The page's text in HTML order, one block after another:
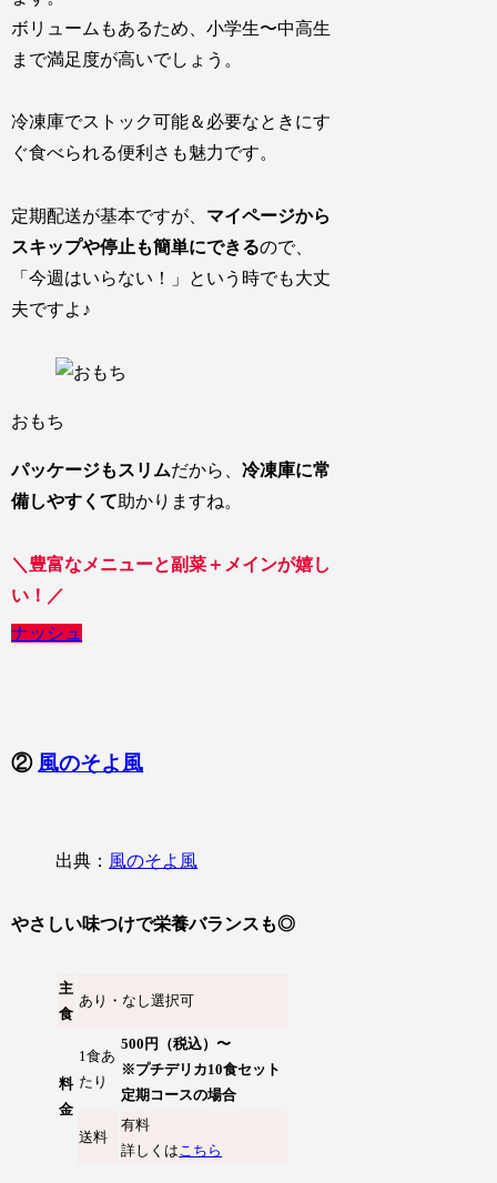
ボリュームもあるため、小学生〜中高生
まで満足度が高いでしょう。
冷凍庫でストック可能＆必要なときにす
ぐ食べられる便利さも魅力です。
定期配送が基本ですが、 マイページから
スキップや停止も簡単にできるので、
「今週はいらない！」という時でも大丈
夫ですよ♪
おもち
パッケージもスリムだから、冷凍庫に常
備しやすくて助かりますね。
＼豊富なメニューと副菜＋メインが嬉し
い！／
ナッシュ
② 風のそよ風
出典： 風のそよ風
やさしい味つけで栄養バランスも◎
主
食
あり・なし選択可
料
金
1食あ
たり
500円（税込）〜
※プチデリカ10食セット
定期コースの場合
送料
有料
詳しくは こちら